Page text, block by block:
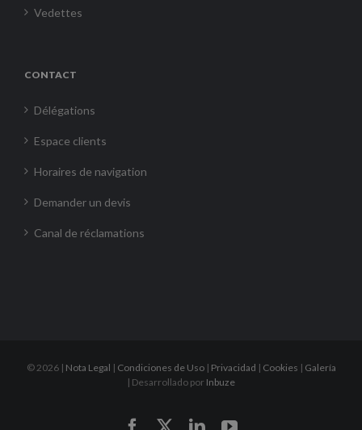
Vedettes
CONTACT
Délégations
Espace clients
Horaires de navigation
Demander un devis
Canal de réclamations
© 2026 | Nota Legal | Condiciones de Uso| Privacidad | Cookies | Galería
| Desarrollado por Inbuze
FacebookLinkedInYouTube